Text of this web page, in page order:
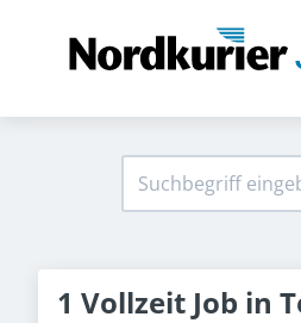
1 Vollzeit Job in